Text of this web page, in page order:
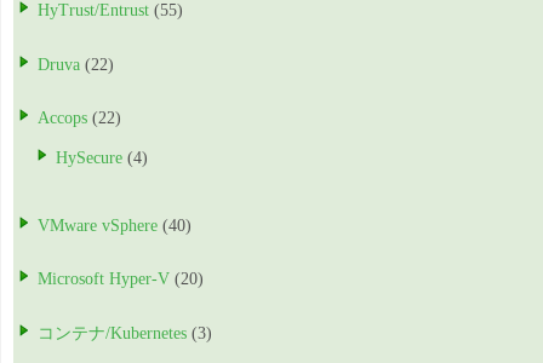
HyTrust/Entrust (55)
Druva (22)
Accops (22)
HySecure (4)
VMware vSphere (40)
Microsoft Hyper-V (20)
コンテナ/Kubernetes (3)